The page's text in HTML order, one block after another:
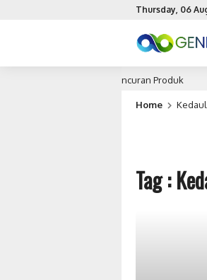
Thursday, 06
Penentuan Waktu Peluncuran Produk
Home
Tag :